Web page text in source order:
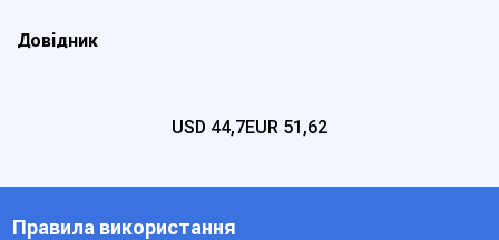
Довідник
USD 44,7EUR 51,62
Правила використання